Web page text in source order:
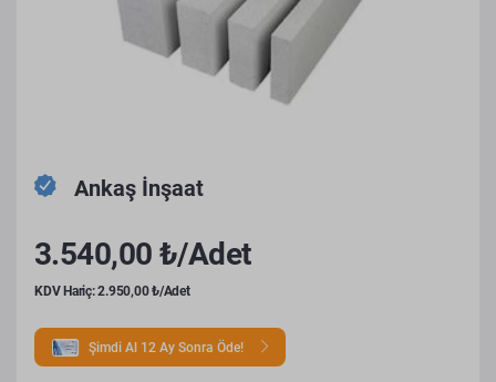
Ankaş İnşaat
3.540,00 ₺/Adet
KDV Hariç: 2.950,00 ₺/Adet
Şimdi Al 12 Ay Sonra Öde!